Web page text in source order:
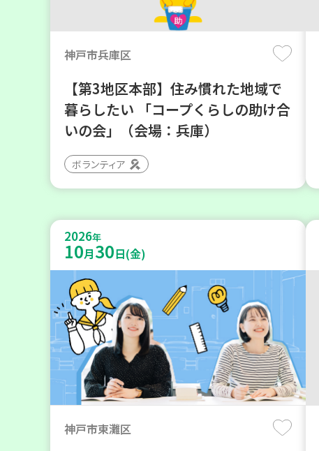
神戸市兵庫区
【第3地区本部】住み慣れた地域で
暮らしたい 「コープくらしの助け合
いの会」（会場：兵庫）
ボランティア
2026年
10月30日(金)
神戸市東灘区